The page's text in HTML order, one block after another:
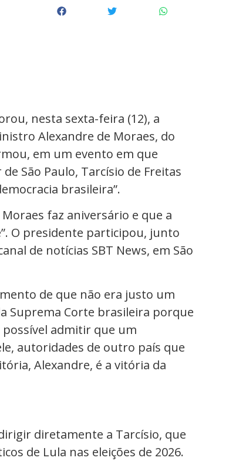
nesta sexta-feira (12), a
Alexandre de Moraes, do
em um evento em que
São Paulo, Tarcísio de Freitas
brasileira”.
faz aniversário e que a
O presidente participou, junto
de notícias SBT News, em São
de que não era justo um
Suprema Corte brasileira porque
admitir que um
autoridades de outro país que
Alexandre, é a vitória da
diretamente a Tarcísio, que
de Lula nas eleições de 2026.